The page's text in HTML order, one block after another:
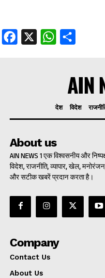
Facebook
X
AIN
देश विदेश
About us
AIN NEWS 1 एक विश्वसनीय और
विदेश, राजनीति, व्यापार, खेल,
और सटीक खबरें प्रदान करता है।
Company
Contact Us
About Us